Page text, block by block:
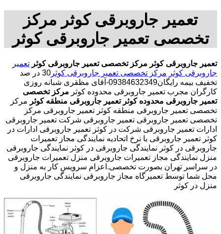
تعمیر جاروبرقی کوثر مرکز
تخصصی تعمیر جاروبرقی کوثر
تعمیر جاروبرقی کوثر مرکز تخصصی تعمیر جاروبرقی کوثر تعمیر
جاروبرقی کوثر مرکز تخصصی تعمیر جاروبرقی کوثر
30 در صد
تخفیف بیمه رایگان09384632349-آقای مظقری شبانه روزی
کارگران مجرب تعمیر جاروبرقی محدوده کوثر مرکز تخصصی
تعمیر جاروبرقی محدوده کوثر تعمیر جاروبرقی منطقه کوثر مرکز
تخصصی تعمیر جاروبرقی منطقه کوثر تعمیر جاروبرقی مرکز
تخصصی تعمیر جاروبرقی تعمیر جاروبرقی شرکت تعمیر جاروبرقی
ادارات تعمیر جاروبرقی شرکت در کوثر تعمیر جاروبرقی ادارات در
کوثر تعمیر جاروبرقی با نرخ اتحادیه نمایندگی مجاز تعمیرات
جاروبرقی در کوثر نمایندگی جاروبرقی در کوثر نمایندگی جاروبرقی
منزل نمایندگی مجاز تعمیرات جاروبرقی منزل تعمیرات جاروبرقی
در سراسر تهران بصورت تخصصی.اعزام سرویس کار به منزل و
محل شما توسط تعمیرگاه مجاز جاروبرقی نمایندگی جاروبرقی
منزل در کوثر